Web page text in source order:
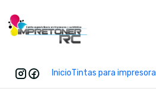
InicioTintas para impresora